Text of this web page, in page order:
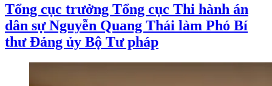
Tổng cục trưởng Tổng cục Thi hành án
dân sự Nguyễn Quang Thái làm Phó Bí
thư Đảng ủy Bộ Tư pháp